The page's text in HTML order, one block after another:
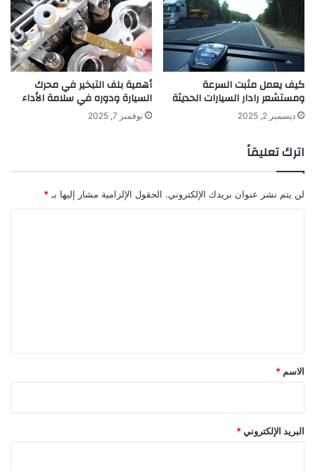
كيف يعمل مثبت السرعة
ومستشعر رادار السيارات الحديثة
ديسمبر 2, 2025
أهمية بلف التبخير في محرك
السيارة ودوره في سلامة الأداء
نوفمبر 7, 2025
اترك تعليقاً
لن يتم نشر عنوان بريدك الإلكتروني. الحقول الإلزامية مشار إليها بـ *
*
الاسم *
البريد الإلكتروني *